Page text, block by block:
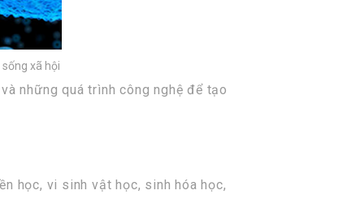
xã hội
những quá trình công nghệ để tạo
học, vi sinh vật học, sinh hóa học,